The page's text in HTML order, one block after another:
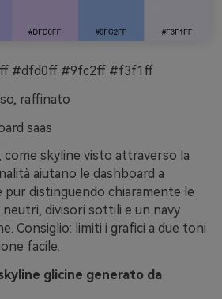
#dfd0ff #9fc2ff #f3f1ff
raffinato
saas
skyline visto attraverso la
aiutano le dashboard a
pur distinguendo chiaramente le
neutri, divisori sottili e un navy
Consiglio: limiti i grafici a due toni
facile.
glicine generato da